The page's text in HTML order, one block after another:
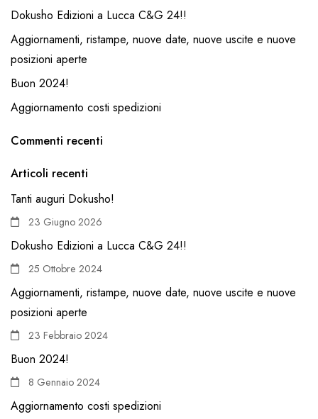
Dokusho Edizioni a Lucca C&G 24!!
Aggiornamenti, ristampe, nuove date, nuove uscite e nuove
posizioni aperte
Buon 2024!
Aggiornamento costi spedizioni
Commenti recenti
Articoli recenti
Tanti auguri Dokusho!
23 Giugno 2026
Dokusho Edizioni a Lucca C&G 24!!
25 Ottobre 2024
Aggiornamenti, ristampe, nuove date, nuove uscite e nuove
posizioni aperte
23 Febbraio 2024
Buon 2024!
8 Gennaio 2024
Aggiornamento costi spedizioni